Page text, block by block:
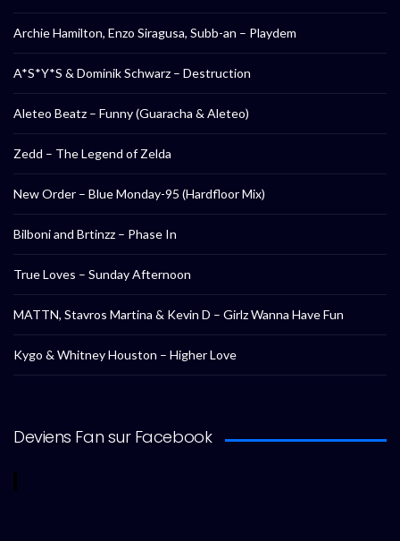
Archie Hamilton, Enzo Siragusa, Subb-an – Playdem
A*S*Y*S & Dominik Schwarz – Destruction
Aleteo Beatz – Funny (Guaracha & Aleteo)
Zedd – The Legend of Zelda
New Order – Blue Monday-95 (Hardfloor Mix)
Bilboni and Brtinzz – Phase In
True Loves – Sunday Afternoon
MATTN, Stavros Martina & Kevin D – Girlz Wanna Have Fun
Kygo & Whitney Houston – Higher Love
Deviens Fan sur Facebook